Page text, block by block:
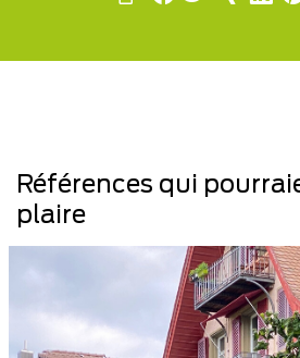
Références qui
plaire